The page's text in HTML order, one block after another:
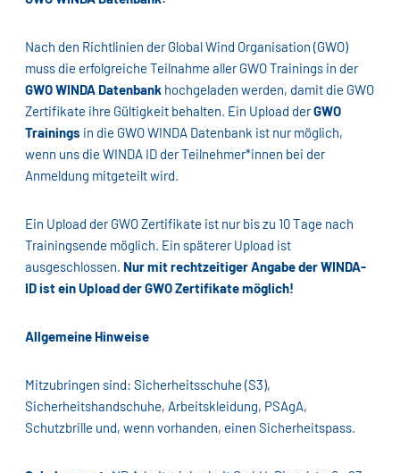
Nach den Richtlinien der Global Wind Organisation (GWO)
muss die erfolgreiche Teilnahme aller GWO Trainings in der
GWO WINDA Datenbankhochgeladen werden, damit die GWO
Zertifikate ihre Gültigkeit behalten. Ein Upload derGWO
Trainings in die GWO WINDA Datenbank ist nur möglich,
wenn uns die WINDA ID der Teilnehmer*innen bei der
Anmeldung mitgeteilt wird.
Ein Upload der GWO Zertifikate ist nur bis zu 10 Tage nach
Trainingsende möglich. Ein späterer Upload ist
ausgeschlossen. Nur mit rechtzeitiger Angabe der WINDA-
ID ist ein Upload der GWO Zertifikate möglich!
Allgemeine Hinweise
Mitzubringen sind: Sicherheitsschuhe (S3),
Sicherheitshandschuhe, Arbeitskleidung, PSAgA,
Schutzbrille und, wenn vorhanden, einen Sicherheitspass.